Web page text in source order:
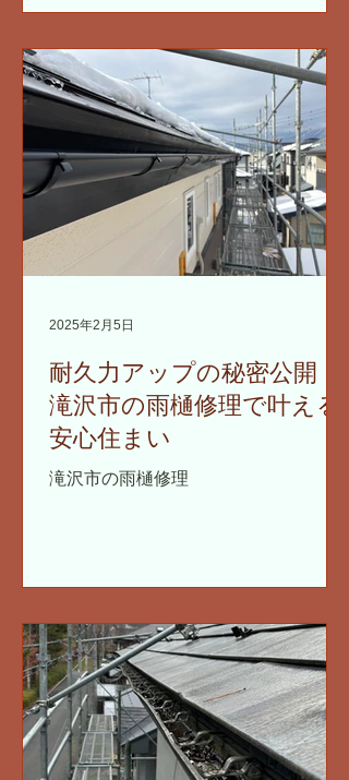
耐久力アップの秘密公開！
滝沢市の雨樋修理で叶える
安心住まい
滝沢市の雨樋修理
2025年2月5日